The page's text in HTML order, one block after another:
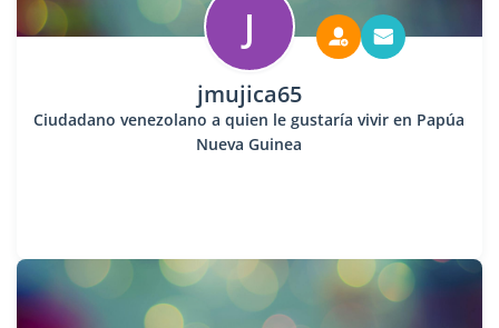
J
jmujica65
Ciudadano venezolano a quien le gustaría vivir en Papúa
Nueva Guinea